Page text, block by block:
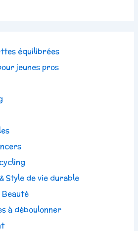
équilibrées
jeunes pros
Style de vie durable
Beauté
à déboulonner